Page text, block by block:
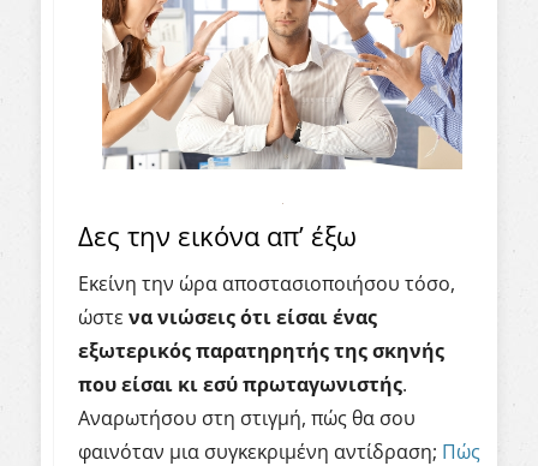
Δες την εικόνα απ’ έξω
Εκείνη την ώρα αποστασιοποιήσου τόσο,
ώστε να νιώσεις ότι είσαι ένας
εξωτερικός παρατηρητής της σκηνής
που είσαι κι εσύ πρωταγωνιστής.
Αναρωτήσου στη στιγμή, πώς θα σου
φαινόταν μια συγκεκριμένη αντίδραση; Πώς